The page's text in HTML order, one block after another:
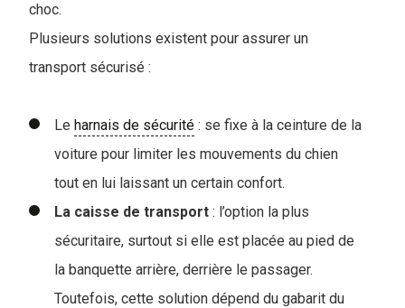
choc.
Plusieurs solutions existent pour assurer un
transport sécurisé :
Le harnais de sécurité : se fixe à la ceinture de la
voiture pour limiter les mouvements du chien
tout en lui laissant un certain confort.
La caisse de transport : l’option la plus
sécuritaire, surtout si elle est placée au pied de
la banquette arrière, derrière le passager.
Toutefois, cette solution dépend du gabarit du